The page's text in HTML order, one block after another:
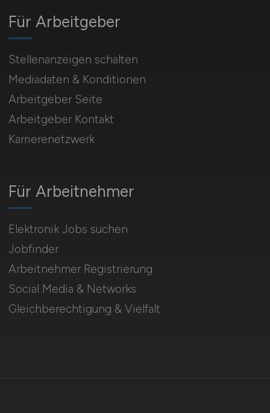
Für Arbeitnehmer
Elektronik Jobs suchen
Jobfinder
Arbeitnehmer Registrierung
Social Media & Networks
Gleichberechtigung & Vielfalt
Für Arbeitgeber
Stellenanzeigen schalten
Mediadaten & Konditionen
Arbeitgeber Seite
Arbeitgeber Kontakt
Karrierenetzwerk